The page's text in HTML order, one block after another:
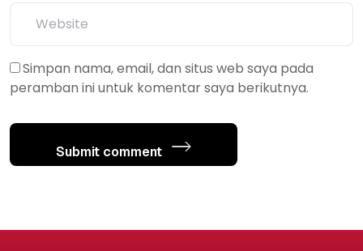
Simpan nama, email, dan situs web saya pada
peramban ini untuk komentar saya berikutnya.
Submit comment